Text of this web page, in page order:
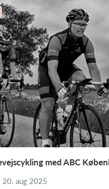
med ABC
20. aug 2025